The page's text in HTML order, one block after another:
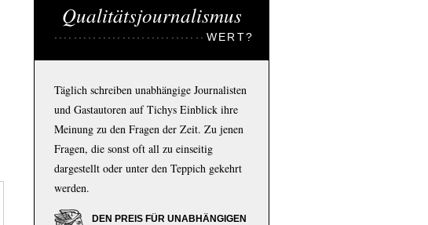
Qualitätsjournalismus
WERT?
Täglich schreiben unabhängige Journalisten
und Gastautoren auf Tichys Einblick ihre
Meinung zu den Fragen der Zeit. Zu jenen
Fragen, die sonst oft all zu einseitig
dargestellt oder unter den Teppich gekehrt
werden.
DEN PREIS FÜR UNABHÄNGIGEN